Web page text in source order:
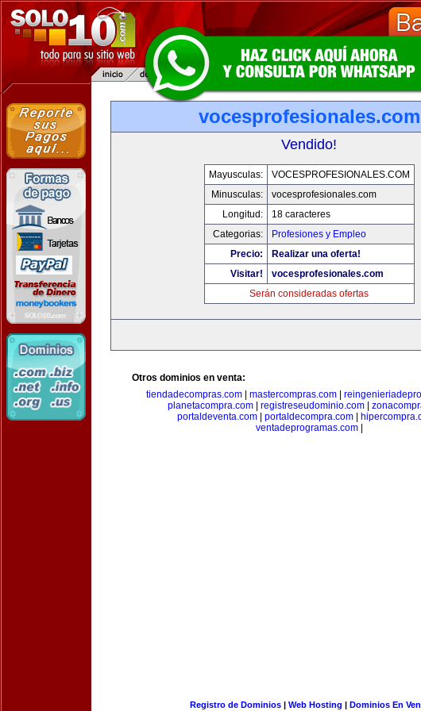
vocesprofesionales.com
Vendido!
Mayusculas:
VOCESPROFESIONALES.COM
Minusculas:
vocesprofesionales.com
Longitud:
18 caracteres
Categorias:
Profesiones y Empleo
Precio:
Realizar una oferta!
Visitar!
vocesprofesionales.com
Serán consideradas ofertas
Otros dominios en venta:
tiendadecompras.com| mastercompras.com|
planetacompra.com| registreseudominio.com|
portaldeventa.com
portaldecompra.com
ventadeprogramas.com|
Registro de Dominios| Web Hosting | Dominios En